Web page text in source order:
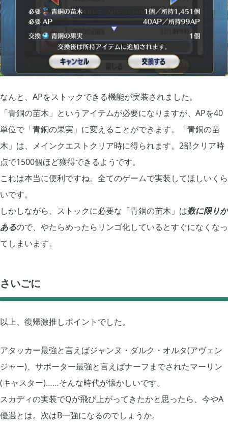
なんと、APをストックできる機能が実装されました。
「青銅の苗木」というアイテムが必要になりますが、APを40
単位で「青銅の果実」に変えることができます。「青銅の苗
木」は、メインクエストクリア時に得られます。2部クリア時
点で1500個ほど獲得できるようです。
これは本当に便利ですね。全てのゲームで実装してほしいくら
いです。
しかしながら、ストックに必要な「青銅の苗木」は数に限りが
あるので、やたらめったらリンゴ化しているとすぐになくなっ
てしまいます。
さいごに
以上、復帰激推しポイントでした。
アタッカー最強と言えばジャンヌ・ダルク・オルタ(アヴェン
ジャー)、サポーター最強と言えばナーフまでされたマーリン
(キャスター)……そんな時代が懐かしいです。
スカディの実装でQが飛び上がってきたかと思ったら、今やA
優遇とは。次はB一強になるのでしょうか。